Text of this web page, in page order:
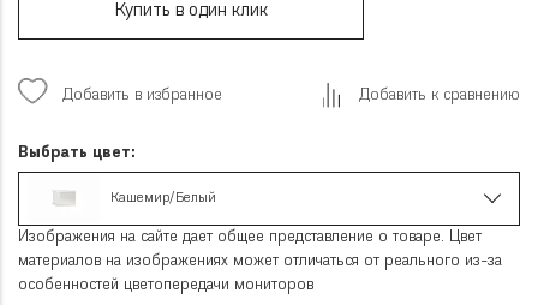
Купить в один клик
Добавить в избранное Добавить к сравнению
Выбрать цвет:
Кашемир/Белый
Изображения на сайте дает общее представление о товаре. Цвет
материалов на изображениях может отличаться от реального из-за
особенностей цветопередачи мониторов